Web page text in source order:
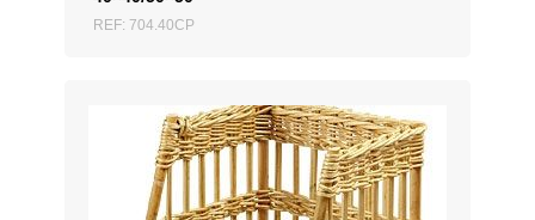
REF: 704.40CP